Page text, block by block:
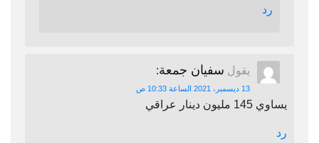
رد
يقول سفيان جمعة:
13 ديسمبر، 2021 الساعة 10:33 ص
يساوي 145 مليون دينار عراقي
رد